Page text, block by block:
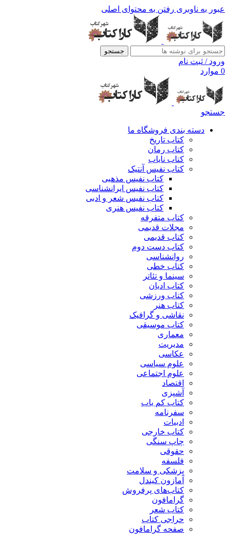
عبور به ناوبری رفتن به محتوای اصلی
جستجو
ورود / ثبت نام
0 موارد
جستجو
دسته بندی فروشگاه ما
کتاب تاریخ
کتاب رمان
کتاب نایاب
کتاب نفیس آنتیک
کتاب نفیس مذهبی
کتاب نفیس ایرانشناسی
کتاب نفیس شعر و ادبی
کتاب نفیس هنری
کتاب متفرقه
مجلات قدیمی
کتاب قدیمی
کتاب دست دوم
روانشناسی
کتاب خطی
سینما و تئاتر
کتاب ادیان
کتاب ورزشی
کتاب هنر
نقاشی و گرافیک
کتاب موسیقی
معماری
مدیریت
عکاسی
علوم سیاسی
علوم اجتماعی
اقتصاد
آشپزی
کتاب کم یاب
سفرنامه
ادبیات
کتاب خارجی
چاپ سنگی
حقوقی
فلسفه
پزشکی و سلامت
آمازون کیندل
کتاب‌های پرفروش
گرامافون
کتاب شعر
حراجی کتاب
صفحه گرامافون